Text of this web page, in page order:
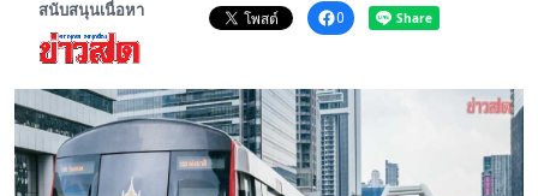
สนับสนุนเนื่อหา 0